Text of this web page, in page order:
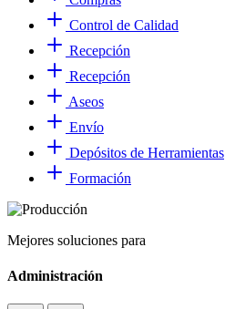
Control de Calidad
Recepción
Recepción
Aseos
Envío
Depósitos de Herramientas
Formación
Mejores soluciones para
Administración